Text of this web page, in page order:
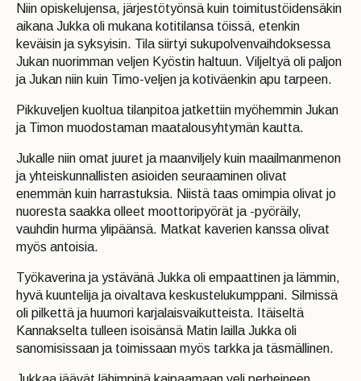
Niin opiskelujensa, järjestötyönsä kuin toimitustöidensäkin
aikana Jukka oli mukana kotitilansa töissä, etenkin
keväisin ja syksyisin. Tila siirtyi sukupolvenvaihdoksessa
Jukan nuorimman veljen Kyöstin haltuun. Viljeltyä oli paljon
ja Jukan niin kuin Timo-veljen ja kotiväenkin apu tarpeen.
Pikkuveljen kuoltua tilanpitoa jatkettiin myöhemmin Jukan
ja Timon muodostaman maatalousyhtymän kautta.
Jukalle niin omat juuret ja maanviljely kuin maailmanmenon
ja yhteiskunnallisten asioiden seuraaminen olivat
enemmän kuin harrastuksia. Niistä taas omimpia olivat jo
nuoresta saakka olleet moottoripyörät ja -pyöräily,
vauhdin hurma ylipäänsä. Matkat kaverien kanssa olivat
myös antoisia.
Työkaverina ja ystävänä Jukka oli empaattinen ja lämmin,
hyvä kuuntelija ja oivaltava keskustelukumppani. Silmissä
oli pilkettä ja huumori karjalaisvaikutteista. Itäiseltä
Kannakselta tulleen isoisänsä Matin lailla Jukka oli
sanomisissaan ja toimissaan myös tarkka ja täsmällinen.